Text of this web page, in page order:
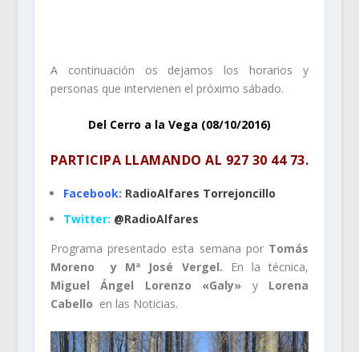
A continuación os dejamos los horarios y
personas que intervienen el próximo sábado.
Del Cerro a la Vega (08/10/2016)
PARTICIPA LLAMANDO AL 927 30 44 73.
Facebook: RadioAlfares Torrejoncillo
Twitter: @RadioAlfares
Programa presentado esta semana por Tomás
Moreno
y Mª José Vergel.
En la técnica,
Miguel Ángel Lorenzo «Galy» yLorena
Cabello en las Noticias.